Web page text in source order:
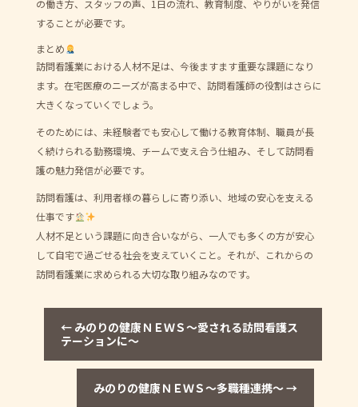
の働き方、スタッフの声、1日の流れ、教育制度、やりがいを発信
することが必要です。
まとめ
訪問看護業における人材不足は、今後ますます重要な課題になり
ます。在宅医療のニーズが高まる中で、訪問看護師の役割はさらに
大きくなっていくでしょう。
そのためには、未経験者でも安心して働ける教育体制、職員が長
く続けられる勤務環境、チームで支え合う仕組み、そして訪問看
護の魅力発信が必要です。
訪問看護は、利用者様の暮らしに寄り添い、地域の安心を支える
仕事です
人材不足という課題に向き合いながら、一人でも多くの方が安心
して自宅で過ごせる社会を支えていくこと。それが、これからの
訪問看護業に求められる大切な取り組みなのです。
←みのりの健康ＮＥＷＳ～愛される訪問看護ス
テーションに～
みのりの健康ＮＥＷＳ～多職種連携～→